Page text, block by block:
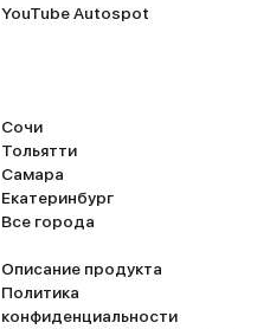
YouTube Autospot
Сочи
Тольятти
Самара
Екатеринбург
Все города
Описание продукта
Политика
конфиденциальности